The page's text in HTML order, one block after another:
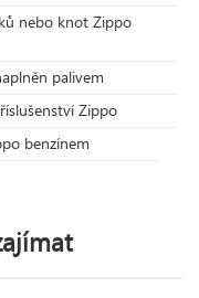
nebo knot Zippo
palivem
Zippo
benzínem